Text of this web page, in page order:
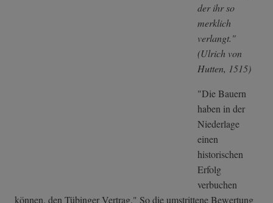
der ihr so
merklich
verlangt."
(Ulrich von
Hutten, 1515)
"Die Bauern
haben in der
Niederlage
einen
historischen
Erfolg
verbuchen
können, den Tübinger Vertrag." So die umstrittene Bewertung